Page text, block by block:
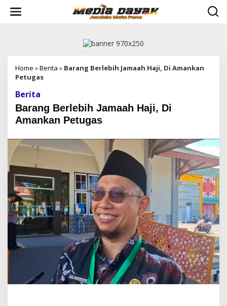
Home »Berita » Barang Berlebih Jamaah Haji, Di Amankan
Petugas
Berita
Barang Berlebih Jamaah Haji, Di
Amankan Petugas